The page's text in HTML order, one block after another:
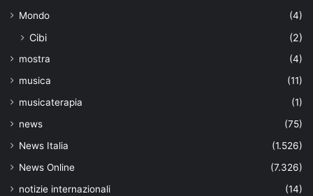
Mondo
(4)
Cibi (2)
mostra
(4)
musica
(11)
musicaterapia
(1)
news
(75)
News Italia
(1.526)
News Online
(7.326)
notizie internazionali
(14)